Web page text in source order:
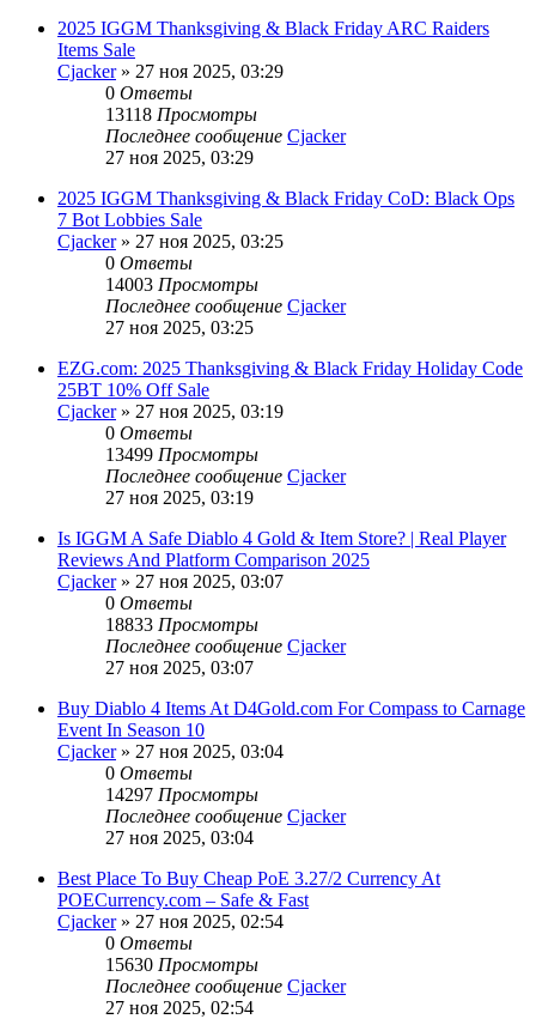
2025 IGGM Thanksgiving & Black Friday ARC Raiders
Items Sale
Cjacker» 27 ноя 2025, 03:29
0 Ответы
13118 Просмотры
Последнее сообщение Cjacker
27 ноя 2025, 03:29
2025 IGGM Thanksgiving & Black Friday CoD: Black Ops
7 Bot Lobbies Sale
Cjacker» 27 ноя 2025, 03:25
0 Ответы
14003 Просмотры
Последнее сообщение Cjacker
27 ноя 2025, 03:25
EZG.com: 2025 Thanksgiving & Black Friday Holiday Code
25BT 10% Off Sale
Cjacker» 27 ноя 2025, 03:19
0 Ответы
13499 Просмотры
Последнее сообщение Cjacker
27 ноя 2025, 03:19
Is IGGM A Safe Diablo 4 Gold & Item Store? | Real Player
Reviews And Platform Comparison 2025
Cjacker» 27 ноя 2025, 03:07
0 Ответы
18833 Просмотры
Последнее сообщение Cjacker
27 ноя 2025, 03:07
Buy Diablo 4 Items At D4Gold.com For Compass to Carnage
Event In Season 10
Cjacker» 27 ноя 2025, 03:04
0 Ответы
14297 Просмотры
Последнее сообщение Cjacker
27 ноя 2025, 03:04
Best Place To Buy Cheap PoE 3.27/2 Currency At
POECurrency.com – Safe & Fast
Cjacker» 27 ноя 2025, 02:54
0 Ответы
15630 Просмотры
Последнее сообщение Cjacker
27 ноя 2025, 02:54